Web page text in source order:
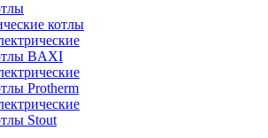
котлы
BAXI
Protherm
Stout